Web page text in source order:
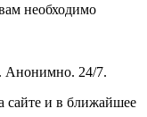
необходимо
Анонимно. 24/7.
сайте и в ближайшее